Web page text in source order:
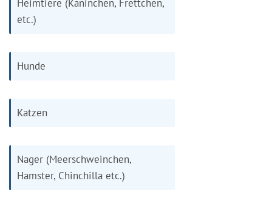
Heimtiere (Kaninchen, Frettchen,
etc.)
Hunde
Katzen
Nager (Meerschweinchen,
Hamster, Chinchilla etc.)